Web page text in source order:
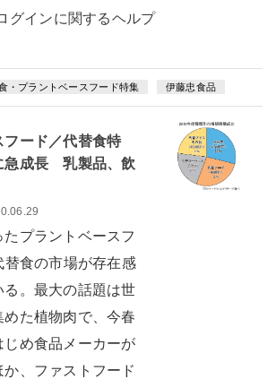
グインに関するヘルプ
・プラントベースフード特集 伊藤忠食品
ード／代替食特
急成長 乳製品、飲
プラントベースフ
食の市場が存在感
る。最大の話題は世
た植物肉で、今春
め食品メーカーが
、ファストフード